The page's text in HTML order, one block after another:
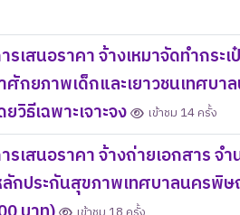
เสนอราคา จ้างเหมาจัดทำกระ
กยภาพเด็กและเยาวชนเทศบา
วิธีเฉพาะเจาะจง
เข้าชม 14 ครั้ง
เสนอราคา จ้างถ่ายเอกสาร จำ
กประกันสุขภาพเทศบาลนครพิษณุ